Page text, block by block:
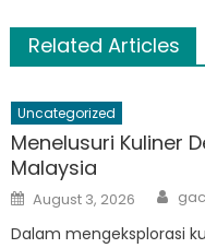
Related Articles
Uncategorized
Menelusuri Kuliner
Malaysia
Posted
on
August 3, 2026
Dalam mengeksplorasi